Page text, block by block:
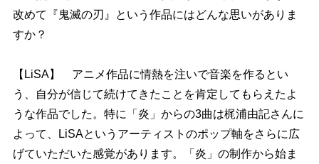
改めて『鬼滅の刃』という作品にはどんな思いがありま
すか？
【LiSA】 アニメ作品に情熱を注いで音楽を作るとい
う、自分が信じて続けてきたことを肯定してもらえたよ
うな作品でした。特に「炎」からの3曲は梶浦由記さんに
よって、LiSAというアーティストのポップ軸をさらに広
げていただいた感覚があります。「炎」の制作から始ま